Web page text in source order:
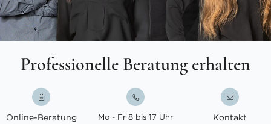
Professionelle Beratung erhalten
Online-Beratung Mo - Fr 8 bis 17 Uhr Kontakt